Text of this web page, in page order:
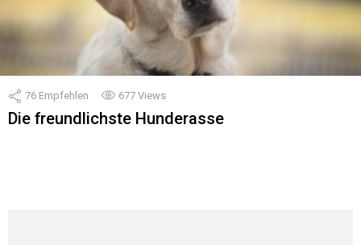
76 Empfehlen 677 Views
Die freundlichste Hunderasse